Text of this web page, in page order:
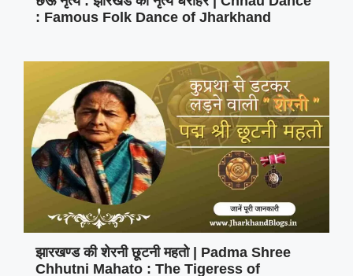
: Famous Folk Dance of Jharkhand
झारखण्ड की शेरनी छूटनी महतो | Padma Shree
Chhutni Mahato : The Tigeress of